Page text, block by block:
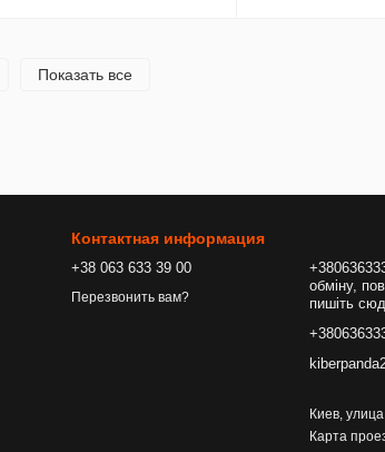
Показать все
Контактная информация
+38 063 633 39 00
Перезвонить вам?
обміну,
пишіть
Киев,
Карта